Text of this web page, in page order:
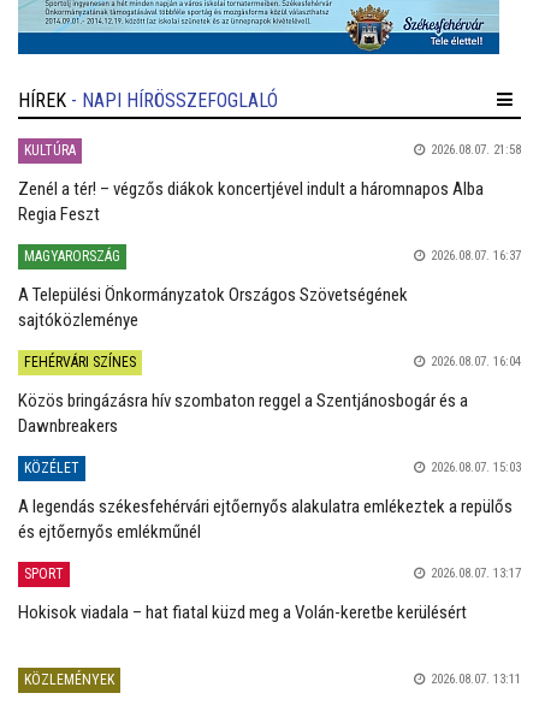
HÍREK - NAPI HÍRÖSSZEFOGLALÓ
KULTÚRA 2026.08.07. 21:58
Zenél a tér! – végzős diákok koncertjével indult a háromnapos Alba
Regia Feszt
MAGYARORSZÁG 2026.08.07. 16:37
A Települési Önkormányzatok Országos Szövetségének
sajtóközleménye
FEHÉRVÁRI SZÍNES 2026.08.07. 16:04
Közös bringázásra hív szombaton reggel a Szentjánosbogár és a
Dawnbreakers
KÖZÉLET 2026.08.07. 15:03
A legendás székesfehérvári ejtőernyős alakulatra emlékeztek a repülős
és ejtőernyős emlékműnél
SPORT 2026.08.07. 13:17
Hokisok viadala – hat fiatal küzd meg a Volán-keretbe kerülésért
KÖZLEMÉNYEK 2026.08.07. 13:11